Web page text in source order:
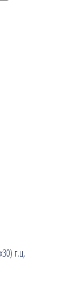
г.ц.